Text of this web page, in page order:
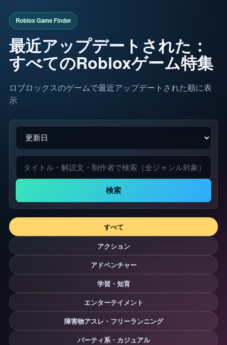
最近アップデートされた：
すべてのRobloxゲーム特集
ロブロックスのゲームで最近アップデートされた順に表
示
検索
すべて
アクション
アドベンチャー
学習・知育
エンターテイメント
障害物アスレ・フリーランニング
パーティ系・カジュアル